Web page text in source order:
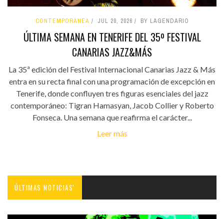
CONTEMPORÁNEA JUL 20, 2026 BY LAGENDARIO
ÚLTIMA SEMANA EN TENERIFE DEL 35º FESTIVAL
CANARIAS JAZZ&MÁS
La 35ª edición del Festival Internacional Canarias Jazz & Más
entra en su recta final con una programación de excepción en
Tenerife, donde confluyen tres figuras esenciales del jazz
contemporáneo: Tigran Hamasyan, Jacob Collier y Roberto
Fonseca. Una semana que reafirma el carácter...
Leer más
ÚLTIMAS NOTICIAS'